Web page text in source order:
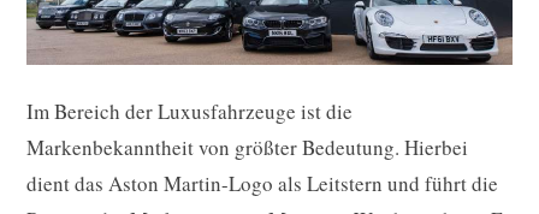
Im Bereich der Luxusfahrzeuge ist die
Markenbekanntheit von größter Bedeutung. Hierbei
dient das Aston Martin-Logo als Leitstern und führt die